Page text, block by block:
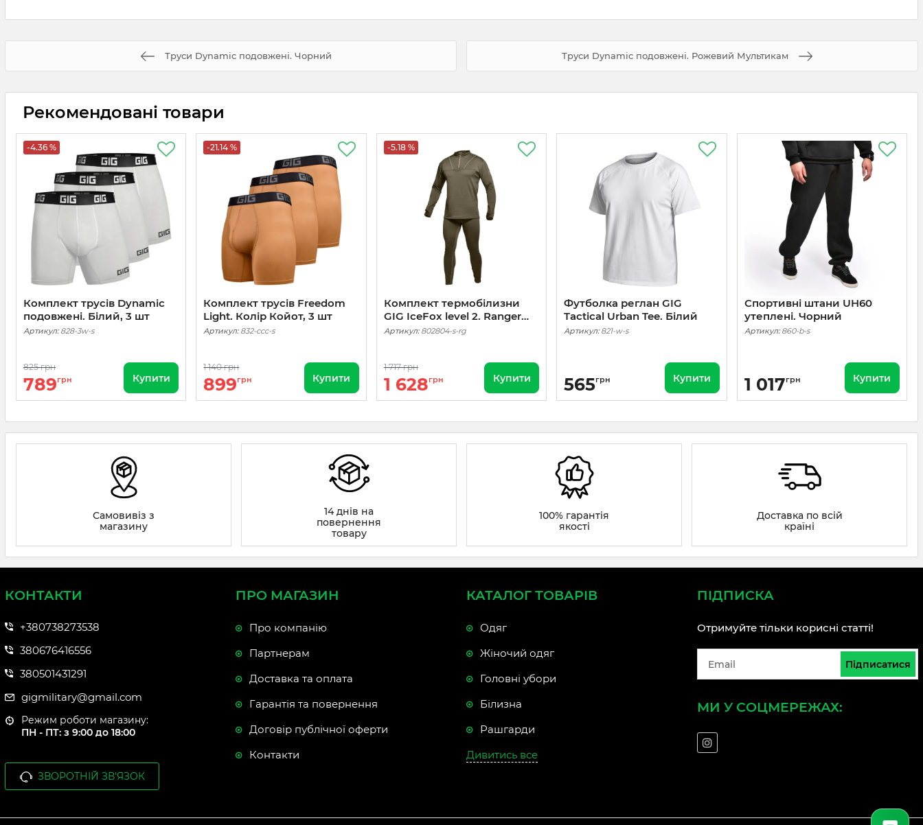
Труси Dynamic подовжені. Чорний Труси Dynamic подовжені. Рожевий Мультикам
Рекомендовані товари
-4.36 %
Комплект трусів Dynamic
подовжені. Білий, 3 шт
Артикул:828-3w-s
825 грн
789грн Купити
-21.14 %
Комплект трусів Freedom
Light. Колір Койот, 3 шт
Артикул:832-ccc-s
1 140 грн
899грн Купити
-5.18 %
Комплект термобілизни
GIG IceFox level 2. Ranger
Green
Артикул:802804-s-rg
1 717 грн
1 628грн Купити
Футболка реглан GIG
Tactical Urban Tee. Білий
Артикул:821-w-s
565грн Купити
Спортивні штани UH60
утеплені. Чорний
Артикул:860-b-s
1 017грн Купити
Самовивіз з
магазину
14 днів на
повернення
товару
100% гарантія
якості
Доставка по всій
країні
КОНТАКТИ
+380738273538
380676416556
380501431291
gigmilitary@gmail.com
Режим роботи магазину:
ПН - ПТ: з 9:00 до 18:00
ЗВОРОТНІЙ ЗВ'ЯЗОК
ПРО МАГАЗИН
Про компанію
Партнерам
Доставка та оплата
Гарантія та повернення
Договір публічної оферти
Контакти
КАТАЛОГ ТОВАРІВ
Одяг
Жіночий одяг
Головні убори
Білизна
Рашгарди
Дивитись все
ПІДПИСКА
Отримуйте тільки корисні статті!
Підписатися
МИ У СОЦМЕРЕЖАХ: